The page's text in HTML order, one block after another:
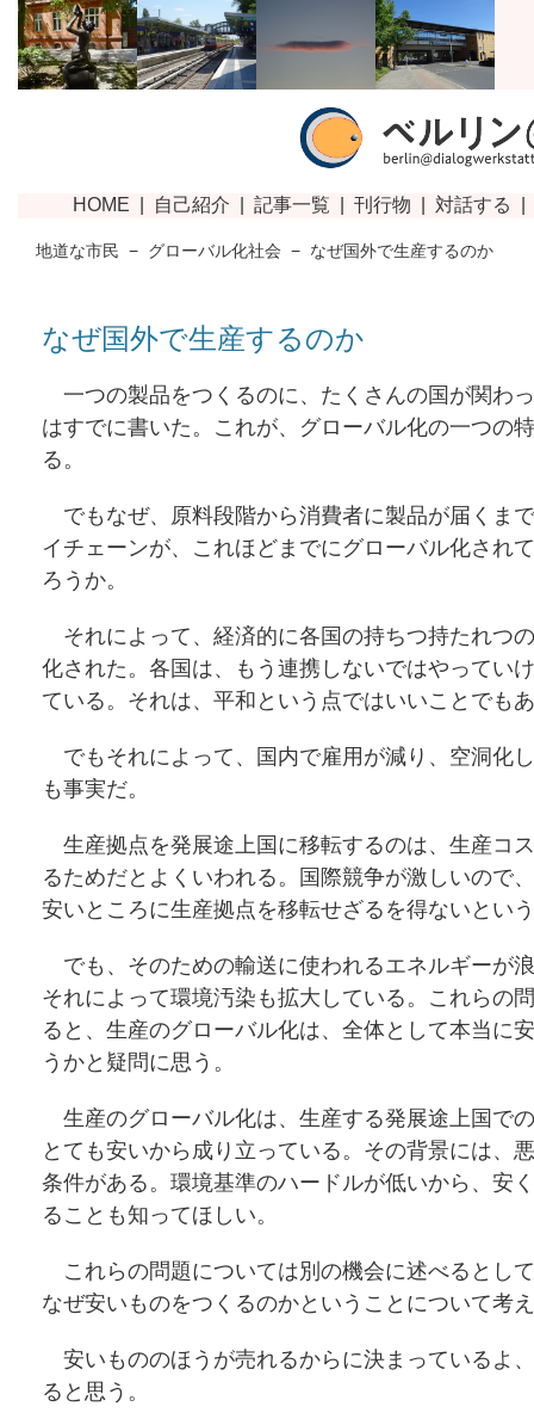
地道な市民 − グローバル化社会 − なぜ国外で生産するのか
なぜ国外で生産するのか
一つの製品をつくるのに、たくさんの国が関わ
はすでに書いた。これが、グローバル化の一つの
る。
でもなぜ、原料段階から消費者に製品が届くま
イチェーンが、これほどまでにグローバル化され
ろうか。
それによって、経済的に各国の持ちつ持たれつ
化された。各国は、もう連携しないではやってい
ている。それは、平和という点ではいいことでも
でもそれによって、国内で雇用が減り、空洞化
も事実だ。
生産拠点を発展途上国に移転するのは、生産コ
るためだとよくいわれる。国際競争が激しいので
安いところに生産拠点を移転せざるを得ないとい
でも、そのための輸送に使われるエネルギーが
それによって環境汚染も拡大している。これらの
ると、生産のグローバル化は、全体として本当に
うかと疑問に思う。
生産のグローバル化は、生産する発展途上国で
とても安いから成り立っている。その背景には、
条件がある。環境基準のハードルが低いから、安
ることも知ってほしい。
これらの問題については別の機会に述べるとし
なぜ安いものをつくるのかということについて考
安いもののほうが売れるからに決まっているよ
ると思う。